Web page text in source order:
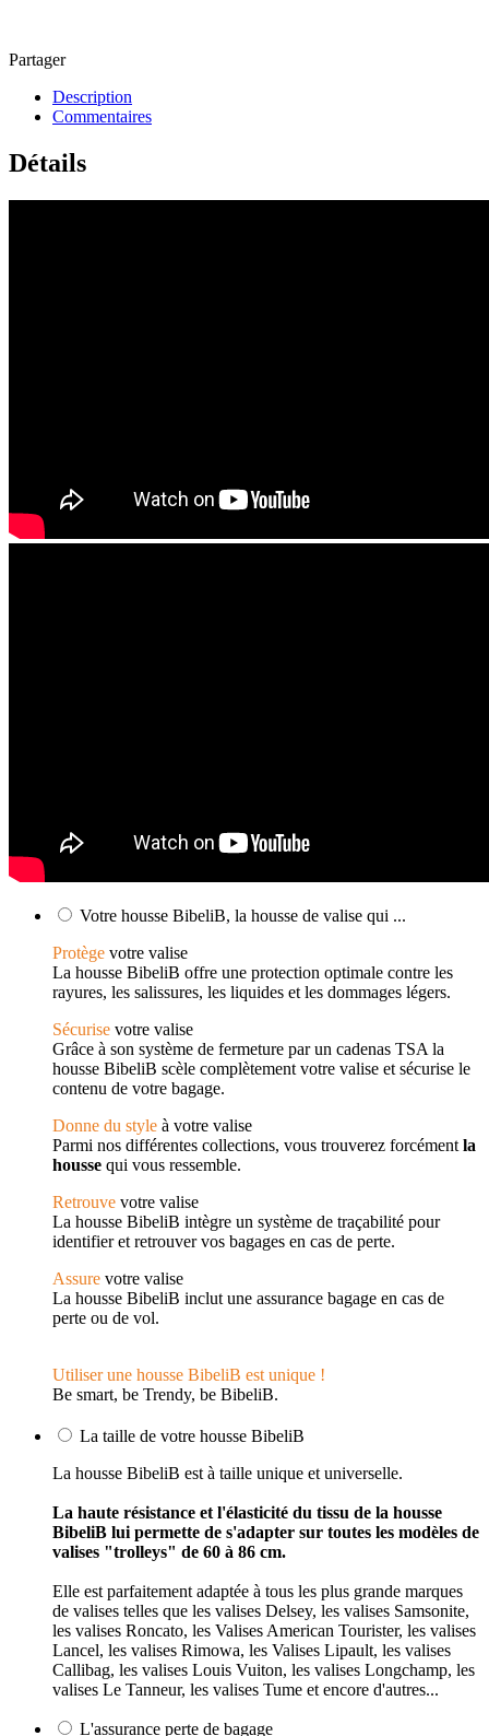
Partager
Description
Commentaires
Détails
Votre housse BibeliB, la housse de valise qui ...
Protège votre valise
La housse BibeliB offre une protection optimale contre les
rayures, les salissures, les liquides et les dommages légers.
Sécurise votre valise
Grâce à son système de fermeture par un cadenas TSA la
housse BibeliB scèle complètement votre valise et sécurise le
contenu de votre bagage.
Donne du style à votre valise
Parmi nos différentes collections, vous trouverez forcément la
housse qui vous ressemble.
Retrouve votre valise
La housse BibeliB intègre un système de traçabilité pour
identifier et retrouver vos bagages en cas de perte.
Assure votre valise
La housse BibeliB inclut une assurance bagage en cas de
perte ou de vol.
Utiliser une housse BibeliB est unique !
Be smart, be Trendy, be BibeliB.
La taille de votre housse BibeliB
La housse BibeliB est à taille unique et universelle.
La haute résistance et l'élasticité du tissu de la housse
BibeliB lui permette de s'adapter sur toutes les modèles de
valises "trolleys" de 60 à 86 cm.
Elle est parfaitement adaptée à tous les plus grande marques
de valises telles que les valises Delsey, les valises Samsonite,
les valises Roncato, les Valises American Tourister, les valises
Lancel, les valises Rimowa, les Valises Lipault, les valises
Callibag, les valises Louis Vuiton, les valises Longchamp, les
valises Le Tanneur, les valises Tume et encore d'autres...
L'assurance perte de bagage